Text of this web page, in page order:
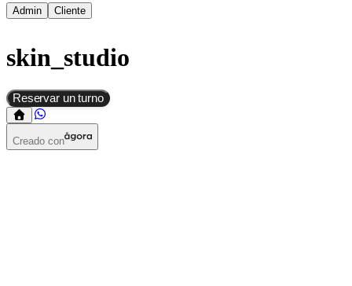
Admin Cliente
skin_studio
Reservar un turno
Creado con